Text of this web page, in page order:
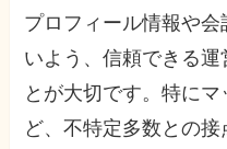
プロフィール情報や
いよう、信頼できる運
とが大切です。特に
ど、不特定多数との